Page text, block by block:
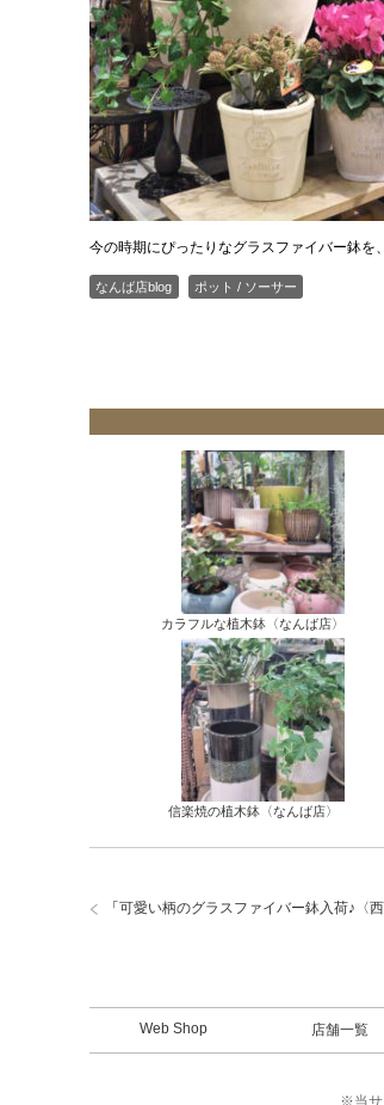
今の時期にぴったりなグラスファイバー鉢を
なんば店blog ポット / ソーサー
カラフルな植木鉢〈なんば店〉
信楽焼の植木鉢〈なんば店〉
「 可愛い柄のグラスファイバー鉢入荷♪〈西
Web Shop 店舗一覧
※当サ